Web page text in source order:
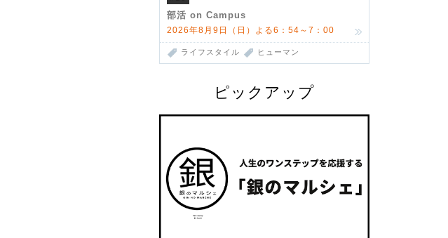
部活 on Campus
2026年8月9日（日）よる6：54～7：00
ライフスタイル ヒューマン
ピックアップ